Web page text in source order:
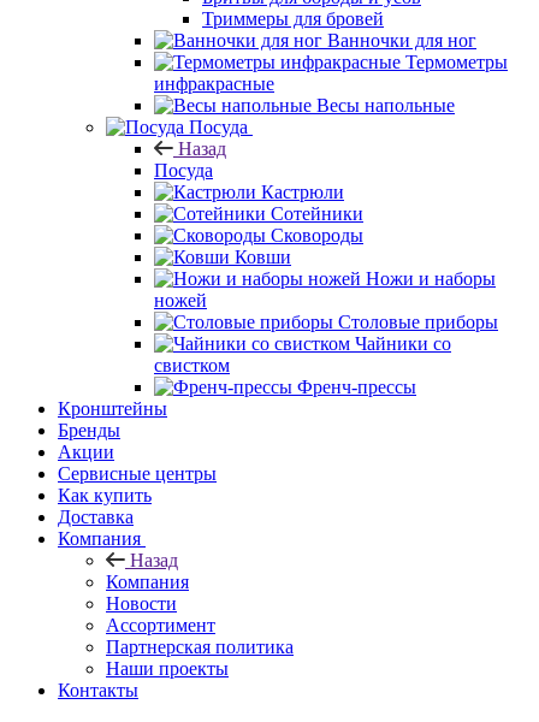
Триммеры для бровей
Ванночки для ног
Термометры
инфракрасные
Весы напольные
Посуда
Назад
Посуда
Кастрюли
Сотейники
Сковороды
Ковши
Ножи и наборы
ножей
Столовые приборы
Чайники со
свистком
Френч-прессы
Кронштейны
Бренды
Акции
Сервисные центры
Как купить
Доставка
Компания
Назад
Компания
Новости
Ассортимент
Партнерская политика
Наши проекты
Контакты